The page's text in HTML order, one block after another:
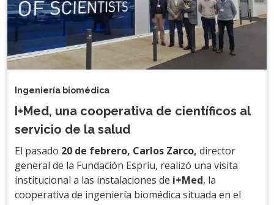
Ingeniería biomédica
I+Med, una cooperativa de científicos al
servicio de la salud
El pasado 20 de febrero, Carlos Zarco, director
general de la Fundación Espriu, realizó una visita
institucional a las instalaciones de i+Med, la
cooperativa de ingeniería biomédica situada en el